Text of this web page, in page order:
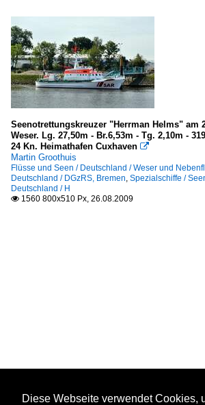
Seenotrettungskreuzer "Herrman Helms" am
Weser. Lg. 27,50m - Br.6,53m - Tg. 2,10m -
24 Kn. Heimathafen Cuxhaven 
Martin Groothuis
Flüsse und Seen / Deutschland / Weser und
Deutschland / DGzRS, Bremen, Spezialschiffe /
Deutschland / H
 1560 800x510 Px, 26.08.2009
Diese Webseite verwendet Cookies,